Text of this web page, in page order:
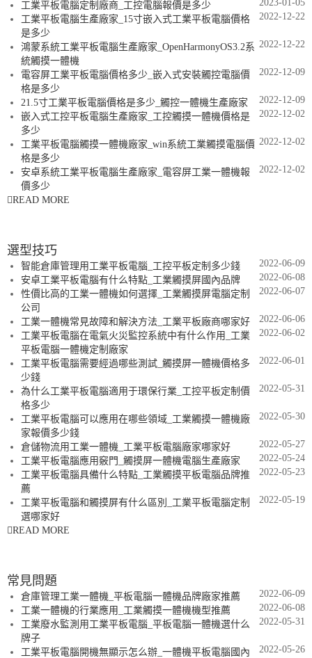
2023-01-05
工業平板電腦定制廠商_工控電腦報價是多少
2022-12-22
工業平板電腦生產廠家_15寸嵌入式工業平板電腦價格
是多少
2022-12-22
鴻蒙系統工業平板電腦生產廠家_OpenHarmonyOS3.2系
統觸摸一體機
2022-12-09
電容屏工業平板電腦價格多少_嵌入式安裝觸控電腦價
格是多少
2022-12-09
21.5寸工業平板電腦價格是多少_觸控一體機生產廠家
2022-12-02
嵌入式工控平板電腦生產廠家_工控觸摸一體機價格是
多少
2022-12-02
工業平板電腦觸摸一體機廠家_win系統工業觸摸電腦價
格是多少
2022-12-02
安卓系統工業平板電腦生產廠家_電容屏工業一體機報
價多少
READ MORE
選型技巧
2022-06-09
智能倉庫管理用工業平板電腦_工控平板定制多少錢
2022-06-08
安卓工業平板電腦有什么特點_工業觸摸屏國內品牌
2022-06-07
性價比高的工業一體機如何選擇_工業觸摸屏電腦定制
公司
2022-06-06
工業一體機常見故障和解決方法_工業平板廠商哪家好
2022-06-02
工業平板電腦在電氣火災監控系統中有什么作用_工業
平板電腦一體機定制廠家
2022-06-01
工業平板電腦需要經過哪些測試_觸摸屏一體機價格多
少錢
2022-05-31
為什么工業平板電腦適用于環保行業_工控平板定制價
格多少
2022-05-30
工業平板電腦可以應用在哪些領域_工業觸摸一體機廠
家報價多少錢
2022-05-27
倉儲物流用工業一體機_工業平板電腦廠家哪家好
2022-05-24
工業平板電腦應用竅門_觸摸屏一體機電腦生產廠家
2022-05-23
工業平板電腦具備什么特點_工業觸摸平板電腦品牌推
薦
2022-05-19
工業平板電腦和觸摸屏有什么區別_工業平板電腦定制
選哪家好
READ MORE
常見問題
2022-06-09
倉庫管理工業一體機_平板電腦一體機品牌廠家推薦
2022-06-08
工業一體機的行業應用_工業觸摸一體機機型推薦
2022-05-31
工業廢水監測用工業平板電腦_平板電腦一體機選什么
牌子
2022-05-26
工業平板電腦開機無顯示怎么辦_一體機平板電腦國內